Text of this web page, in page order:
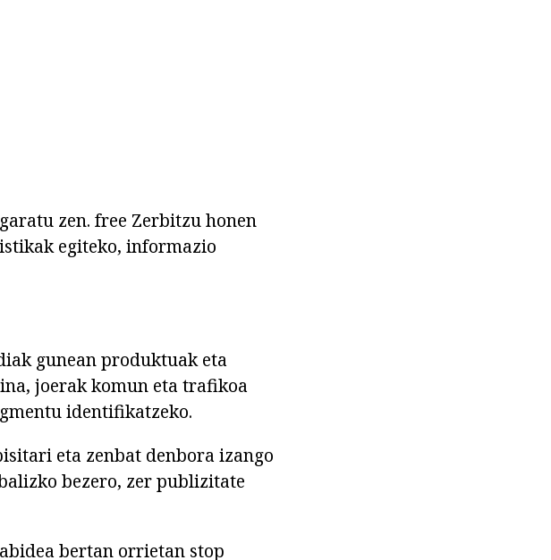
zen. free Zerbitzu honen
egiteko, informazio
gunean produktuak eta
joerak komun eta trafikoa
identifikatzeko.
eta zenbat denbora izango
bezero, zer publizitate
bertan orrietan stop